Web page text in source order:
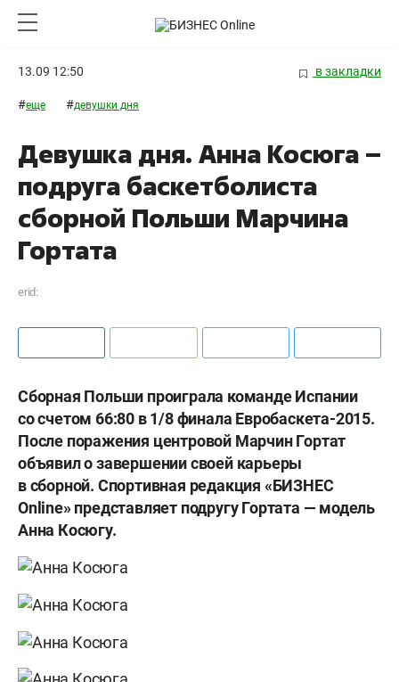
13.09 12:50 в закладки
#еще #девушки дня
Девушка дня. Анна Косюга –
подруга баскетболиста
сборной Польши Марчина
Гортата
erid:
Сборная Польши проиграла команде Испании
со счетом 66:80 в 1/8 финала Евробаскета-2015.
После поражения центровой Марчин Гортат
объявил о завершении своей карьеры
в сборной. Спортивная редакция «БИЗНЕС
Online» представляет подругу Гортата — модель
Анна Косюгу.